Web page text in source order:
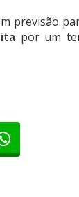
previsão
por um